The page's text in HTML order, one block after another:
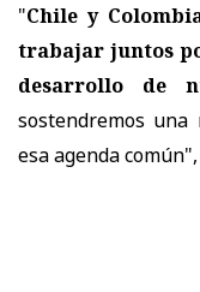
"Chile y
trabajar juntos
desarrollo de
sostendremos
esa agenda